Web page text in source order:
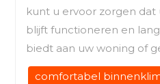
kunt u ervoor zorgen dat
blijft functioneren en
biedt aan uw woning of
comfortabel